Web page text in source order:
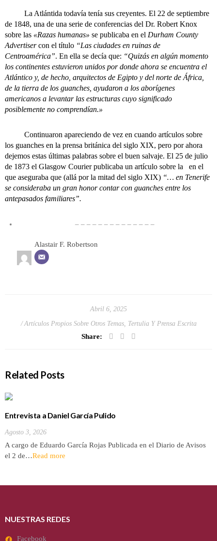
La Atlántida todavía tenía sus creyentes. El 22 de septiembre
de 1848, una de una serie de conferencias del Dr. Robert Knox
sobre las «Razas humanas» se publicaba en el Durham County
Advertisercon el título “Las ciudades en ruinas de
Centroamérica”. En ella se decía que: “Quizás en algún momento
los continentes estuvieron unidos por donde ahora se encuentra el
Atlántico y, de hecho, arquitectos de Egipto y del norte de África,
de la tierra de los guanches, ayudaron a los aborígenes
americanos a levantar las estructuras cuyo significado
posiblemente no comprendían.»
Continuaron apareciendo de vez en cuando artículos sobre
los guanches en la prensa británica del siglo XIX, pero por ahora
dejemos estas últimas palabras sobre el buen salvaje. El 25 de julio
de 1873 el Glasgow Courier publicaba un artículo sobre la
en el
que aseguraba que (allá por la mitad del siglo XIX) “… en Tenerife
se consideraba un gran honor contar con guanches entre los
antepasados familiares”.
– – – – – – – – – – – – – –
Alastair F. Robertson
Abril 6, 2025
Artículos Propios Sobre Otros Temas, Tertulia Y Prensa Escrita
Share:
Related Posts
Entrevista a Daniel García Pulido
Agosto 3, 2026
A cargo de Eduardo García Rojas Publicada en el Diario de Avisos
el 2 de…Read more
NUESTRAS REDES
Facebook